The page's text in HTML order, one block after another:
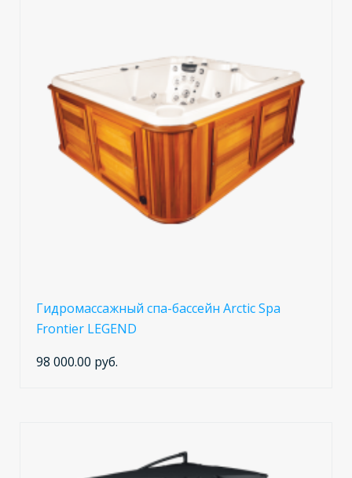
Гидромассажный спа-бассейн Arctic Spa
Frontier LEGEND
98 000.00 руб.